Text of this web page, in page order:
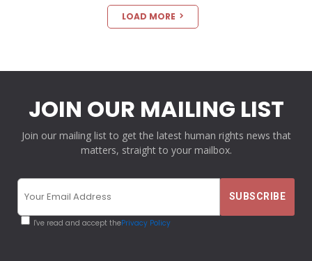
LOAD MORE
JOIN OUR MAILING LIST
Join our mailing list to get the latest human rights news that
matters, straight to your mailbox.
I've read and accept thePrivacy Policy